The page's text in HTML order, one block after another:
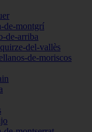
de-montgrí
de-arriba
del-vallès
de-moriscos